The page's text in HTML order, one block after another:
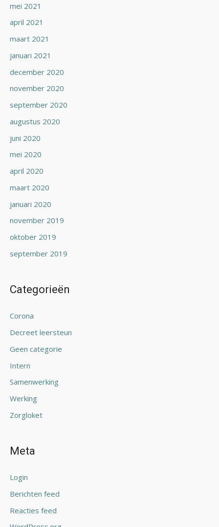
mei 2021
april 2021
maart 2021
januari 2021
december 2020
november 2020
september 2020
augustus 2020
juni 2020
mei 2020
april 2020
maart 2020
januari 2020
november 2019
oktober 2019
september 2019
Categorieën
Corona
Decreet leersteun
Geen categorie
Intern
Samenwerking
Werking
Zorgloket
Meta
Login
Berichten feed
Reacties feed